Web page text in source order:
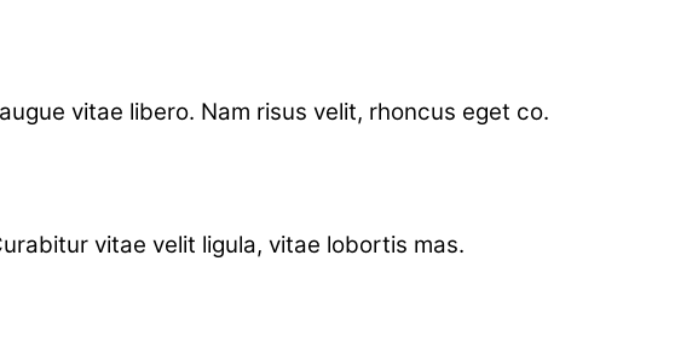
vitae libero. Nam risus velit, rhoncus eget co.
vitae velit ligula, vitae lobortis mas.